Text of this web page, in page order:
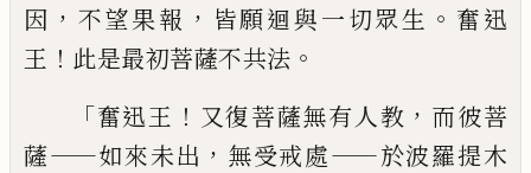
因 ， 不望果報 ， 皆願迴與一切眾生 。 奮迅
王 ！ 此是最初菩薩不共法 。
「奮迅王 ！ 又復菩薩無有人教 ， 而彼菩
薩——如來未出 ， 無受戒處——於波羅提木